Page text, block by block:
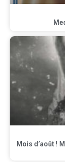
Mois d’août !